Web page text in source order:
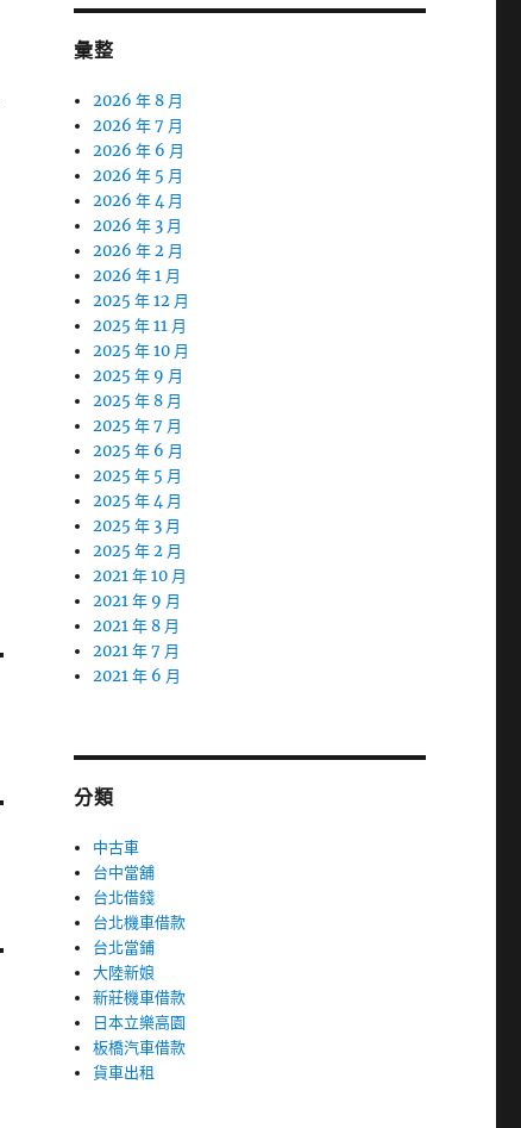
彙整
2026 年 8 月
2026 年 7 月
2026 年 6 月
2026 年 5 月
2026 年 4 月
2026 年 3 月
2026 年 2 月
2026 年 1 月
2025 年 12 月
2025 年 11 月
2025 年 10 月
2025 年 9 月
2025 年 8 月
2025 年 7 月
2025 年 6 月
2025 年 5 月
2025 年 4 月
2025 年 3 月
2025 年 2 月
2021 年 10 月
2021 年 9 月
2021 年 8 月
2021 年 7 月
2021 年 6 月
分類
中古車
台中當舖
台北借錢
台北機車借款
台北當鋪
大陸新娘
新莊機車借款
日本立樂高園
板橋汽車借款
貨車出租